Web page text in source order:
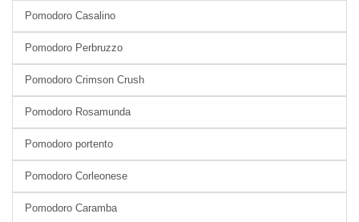
Pomodoro Casalino
Pomodoro Perbruzzo
Pomodoro Crimson Crush
Pomodoro Rosamunda
Pomodoro portento
Pomodoro Corleonese
Pomodoro Caramba